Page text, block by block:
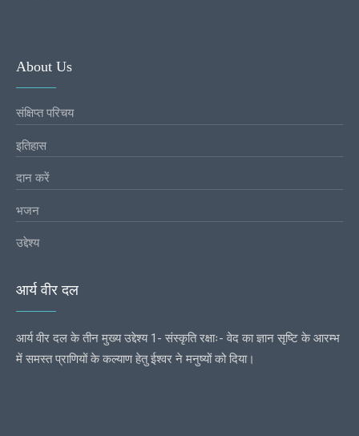
About Us
संक्षिप्त परिचय
इतिहास
दान करें
भजन
उद्देश्य
आर्य वीर दल
आर्य वीर दल के तीन मुख्य उद्देश्य 1- संस्कृति रक्षाः- वेद का ज्ञान सृष्टि के आरम्भ
में समस्त प्राणियों के कल्याण हेतु ईश्वर ने मनुष्यों को दिया।